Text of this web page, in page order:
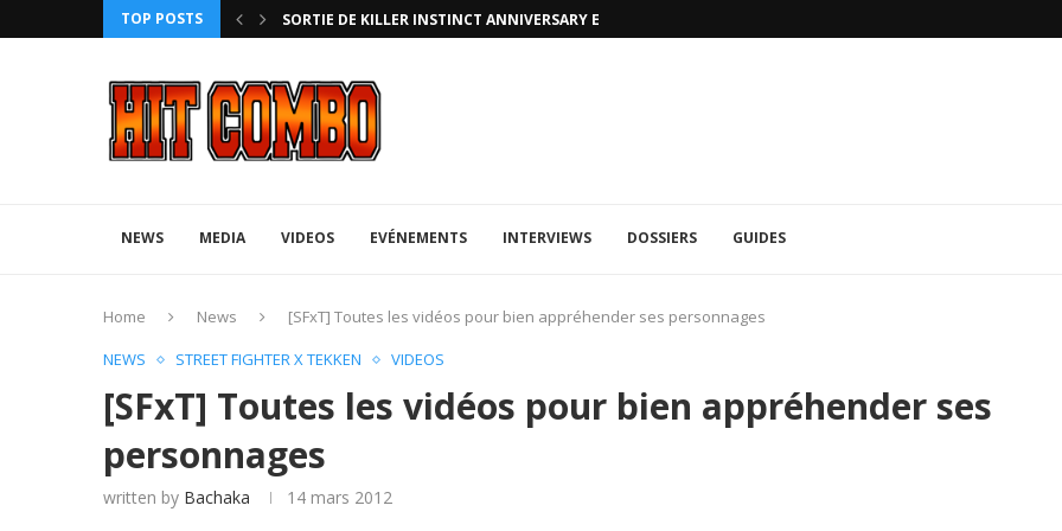
TOP POSTS UFA 2023 (PHOTOS)
NEWS MEDIA VIDEOS EVÉNEMENTS INTERVIEWS DOSSIERS GUIDES
Home News
[SFxT] Toutes les vidéos pour bien appréhender ses personnages
NEWS
STREET FIGHTER X TEKKEN VIDEOS
[SFxT] Toutes les vidéos pour bien appréhender ses
personnages
written by Bachaka 14 mars 2012